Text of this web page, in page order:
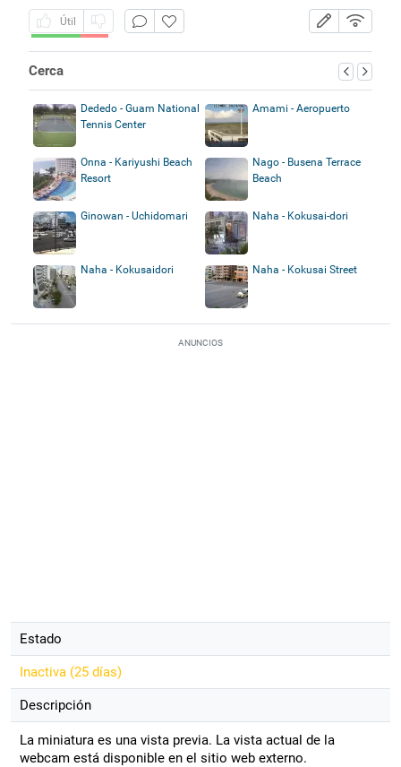
Útil
Cerca
Dededo - Guam National
Tennis Center
Amami - Aeropuerto
Onna - Kariyushi Beach
Resort
Nago - Busena Terrace
Beach
Ginowan - Uchidomari Naha - Kokusai-dori
Naha - Kokusaidori Naha - Kokusai Street
ANUNCIOS
Estado
Inactiva (25 días)
Descripción
La miniatura es una vista previa. La vista actual de la
webcam está disponible en el sitio web externo.